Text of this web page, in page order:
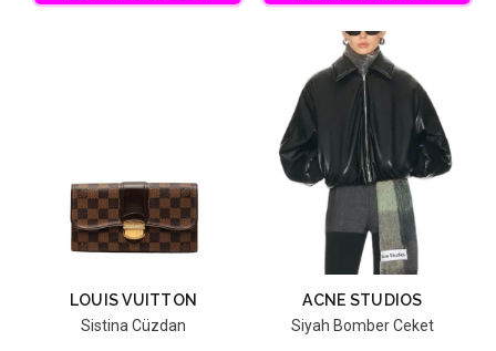
LOUIS VUITTON
Sistina Cüzdan
ACNE STUDIOS
Siyah Bomber Ceket